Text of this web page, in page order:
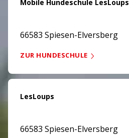
Mobile Hundeschule LesLoups
66583 Spiesen-Elversberg
ZUR HUNDESCHULE
LesLoups
66583 Spiesen-Elversberg